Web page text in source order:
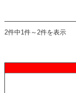
2件中1件～2件を表示